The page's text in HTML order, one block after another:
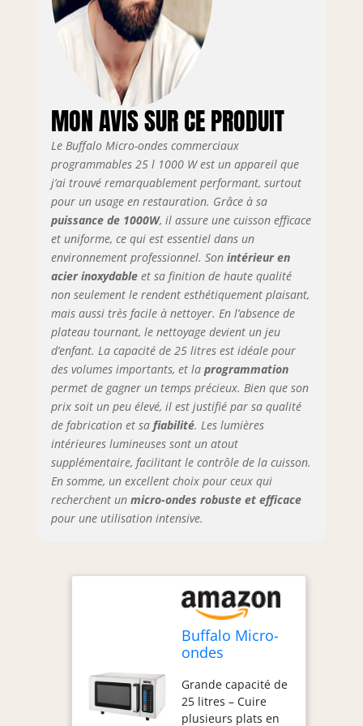
amovible.
Caoutchouc
antidérapant.
et.Strong easy grip
de porte. Contrôle
MON AVIS SUR CE PRODUIT
Le Buffalo Micro-ondes commerciaux
programmables 25 l 1000 W est un appareil que
j’ai trouvé remarquablement performant, surtout
pour un usage en restauration. Grâce à sa
puissance de 1000W, il assure une cuisson efficace
et uniforme, ce qui est essentiel dans un
environnement professionnel. Son intérieur en
acier inoxydableet sa finition de haute qualité
non seulement le rendent esthétiquement plaisant,
mais aussi très facile à nettoyer. En l’absence de
plateau tournant, le nettoyage devient un jeu
d’enfant. La capacité de 25 litres est idéale pour
des volumes importants, et la programmation
permet de gagner un temps précieux. Bien que son
prix soit un peu élevé, il est justifié par sa qualité
de fabrication et sa fiabilité. Les lumières
intérieures lumineuses sont un atout
supplémentaire, facilitant le contrôle de la cuisson.
En somme, un excellent choix pour ceux qui
recherchent un micro-ondes robuste et efficace
pour une utilisation intensive.
Buffalo Micro-
ondes
programmables
25 l 1000 W
Grande capacité de
25 litres – Cuire
plusieurs plats en